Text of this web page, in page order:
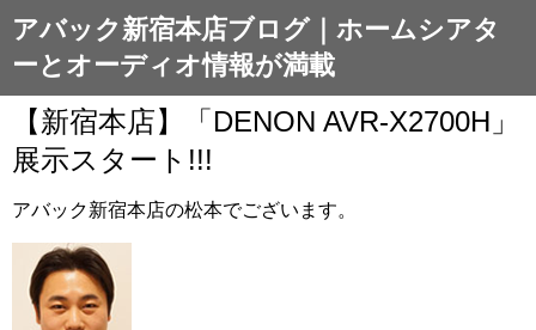
アバック新宿本店ブログ｜ホームシアタ
ーとオーディオ情報が満載
【新宿本店】「DENON AVR-X2700H」
展示スタート!!!
アバック新宿本店の松本でございます。